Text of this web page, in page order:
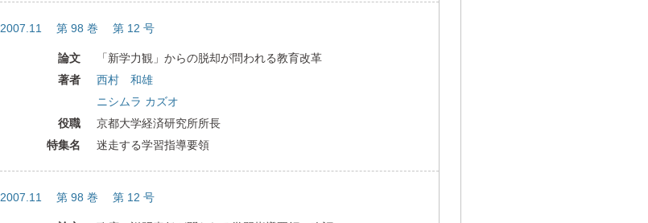
2007.11 第 98 巻 第 12 号
論文
「新学力観」からの脱却が問われる教育改革
著者
西村 和雄
ニシムラ カズオ
役職
京都大学経済研究所所長
特集名
迷走する学習指導要領
2007.11 第 98 巻 第 12 号